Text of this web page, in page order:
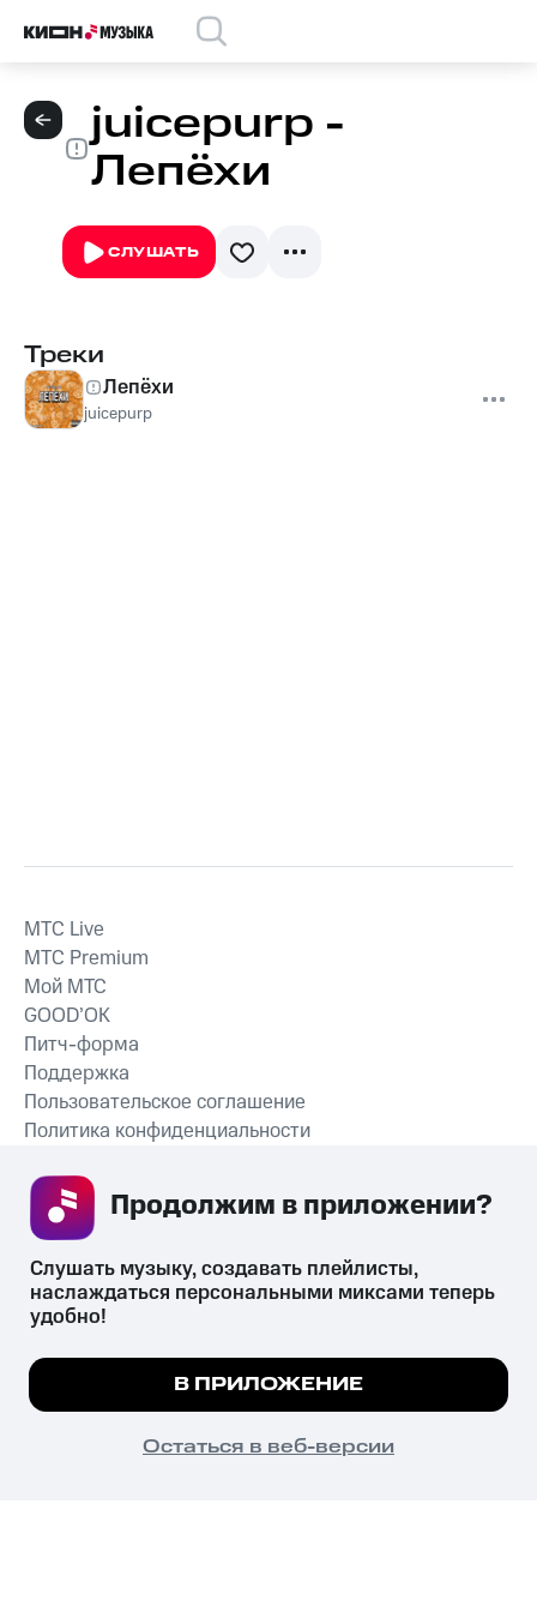
juicepurp -
Лепёхи
СЛУШАТЬ
Треки
Лепёхи
juicepurp
СКАЧАТЬ ПРИЛОЖЕНИЕ
MTС Live
MTС Premium
Мой МТС
GOOD’OK
Питч-форма
Поддержка
Пользовательское соглашение
Политика конфиденциальности
психотропных веществ, их аналогов причиняет вред здоровью,
их незаконный оборот запрещён и влечёт установленную
законодательством ответственность.
© 2026 ООО «КИОН».
Все права защищены
Мы используем куки, чтобы на сайте все
Подробнее
ПОНЯТНО
Слушать музыку, создавать плейлисты,
наслаждаться персональными миксами теперь
удобно!
В ПРИЛОЖЕНИЕ
Остаться в веб-версии